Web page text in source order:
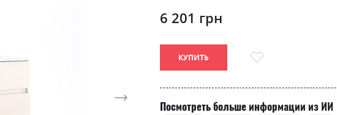
6 201 грн
КУПИТЬ
Посмотреть больше информации из ИИ